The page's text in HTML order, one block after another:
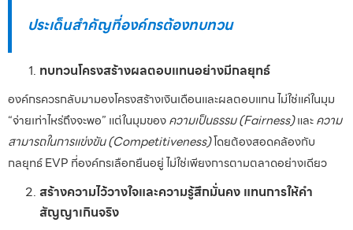
ประเด็นสำคัญที่องค์กรต้องทบทวน
ทบทวนโครงสร้างผลตอบแทนอย่างมีกลยุทธ์
องค์กรควรกลับมามองโครงสร้างเงินเดือนและผลตอบแทน ไม่ใช่แค่ในมุม
“จ่ายเท่าไหร่ถึงจะพอ” แต่ในมุมของความเป็นธรรม (Fairness)และความ
สามารถในการแข่งขัน (Competitiveness)โดยต้องสอดคล้องกับ
กลยุทธ์ EVP ที่องค์กรเลือกยืนอยู่ ไม่ใช่เพียงการตามตลาดอย่างเดียว
สร้างความไว้วางใจและความรู้สึกมั่นคง แทนการให้คำ
สัญญาเกินจริง